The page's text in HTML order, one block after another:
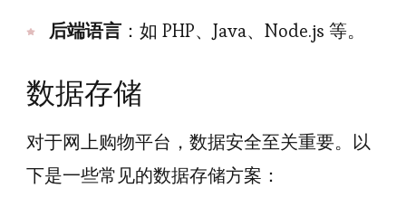
后端语言 ：如 PHP、Java、Node.js 等。
数据存储
对于网上购物平台，数据安全至关重要。以
下是一些常见的数据存储方案：